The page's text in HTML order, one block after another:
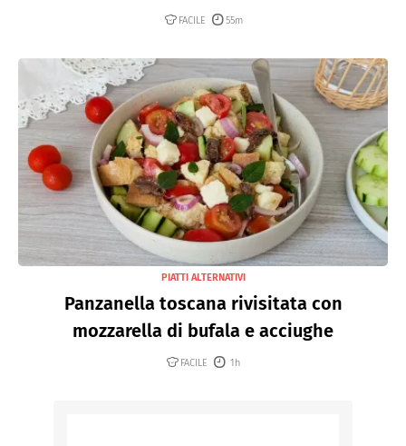
FACILE 55m
PIATTI ALTERNATIVI
Panzanella toscana rivisitata con
mozzarella di bufala e acciughe
FACILE 1h